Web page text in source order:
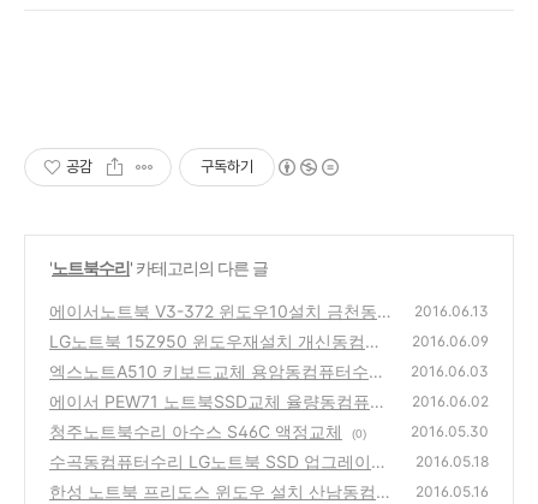
공감 구독하기
'노트북수리' 카테고리의 다른 글
에이서노트북 V3-372 윈도우10설치 금천동
컴퓨터수리
(0)
2016.06.13
LG노트북 15Z950 윈도우재설치 개신동컴퓨
터수리
(0)
2016.06.09
엑스노트A510 키보드교체 용암동컴퓨터수리
(0)
2016.06.03
에이서 PEW71 노트북SSD교체 율량동컴퓨터
수리
(0)
2016.06.02
청주노트북수리 아수스 S46C 액정교체 (0) 2016.05.30
수곡동컴퓨터수리 LG노트북 SSD 업그레이드
PC랜드
(1)
2016.05.18
한성 노트북 프리도스 윈도우 설치 산남동컴퓨
2016.05.16